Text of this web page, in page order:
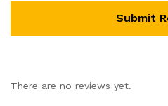
There are no reviews yet.